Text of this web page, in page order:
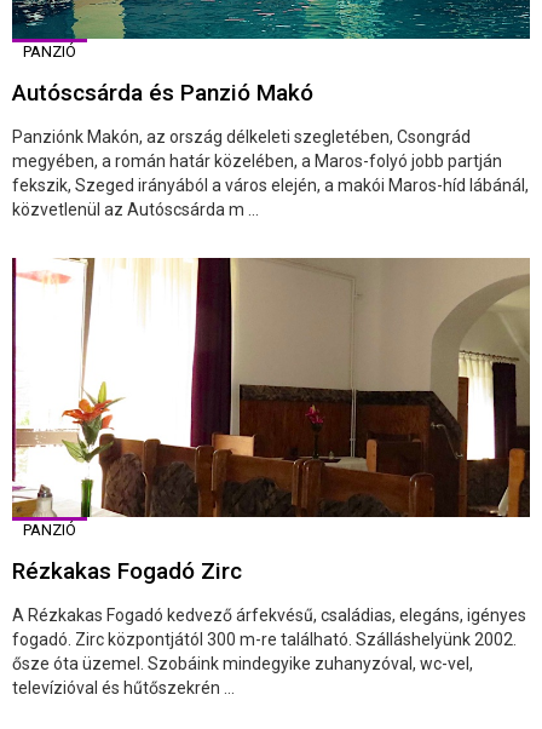
PANZIÓ
Autóscsárda és Panzió Makó
Panziónk Makón, az ország délkeleti szegletében, Csongrád
megyében, a román határ közelében, a Maros-folyó jobb partján
fekszik, Szeged irányából a város elején, a makói Maros-híd lábánál,
közvetlenül az Autóscsárda m ...
PANZIÓ
Rézkakas Fogadó Zirc
A Rézkakas Fogadó kedvező árfekvésű, családias, elegáns, igényes
fogadó. Zirc központjától 300 m-re található. Szálláshelyünk 2002.
ősze óta üzemel. Szobáink mindegyike zuhanyzóval, wc-vel,
televízióval és hűtőszekrén ...